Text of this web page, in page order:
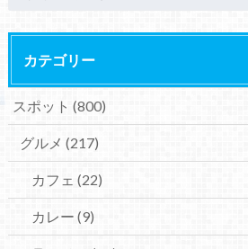
カテゴリー
スポット (800)
グルメ (217)
カフェ (22)
カレー (9)